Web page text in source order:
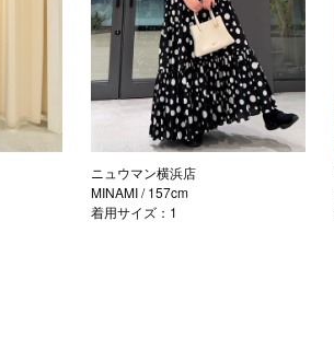
ニュウマン横浜店
MINAMI/ 157cm
着用サイズ：1